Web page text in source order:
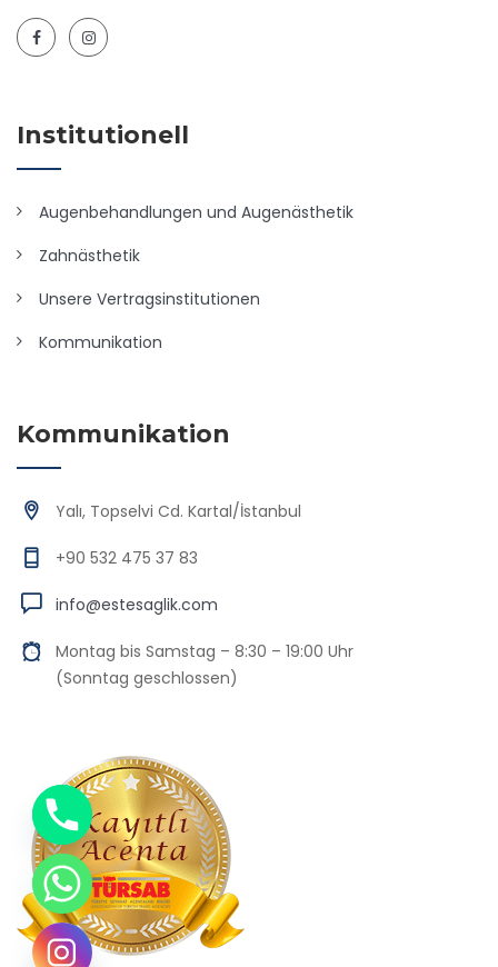
Institutionell
Augenbehandlungen und Augenästhetik
Zahnästhetik
Unsere Vertragsinstitutionen
Kommunikation
Kommunikation
Yalı, Topselvi Cd. Kartal/İstanbul
+90 532 475 37 83
info@estesaglik.com
Montag bis Samstag – 8:30 – 19:00 Uhr
(Sonntag geschlossen)
Chaty